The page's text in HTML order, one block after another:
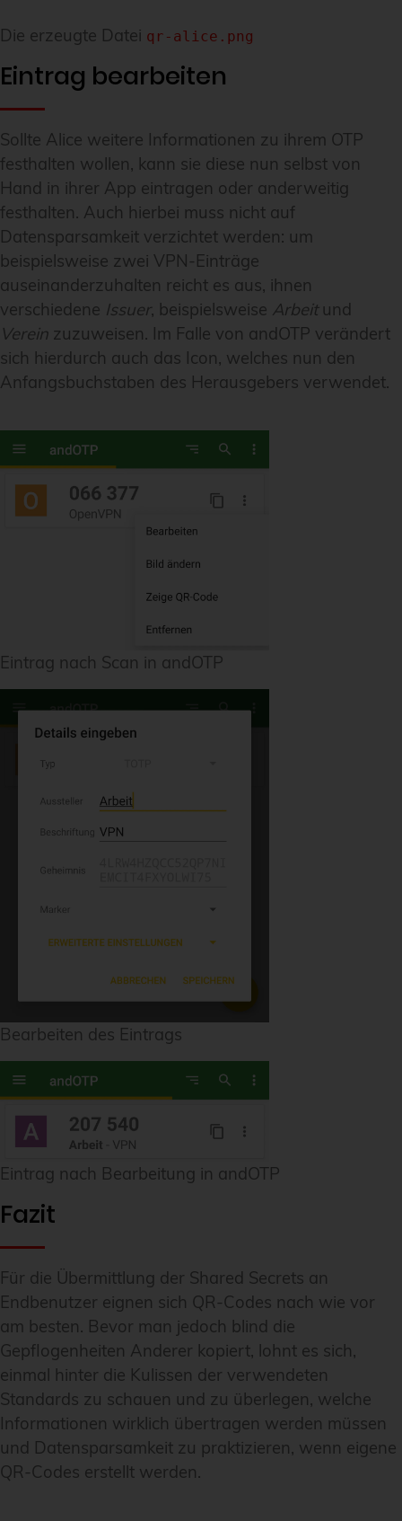
Die erzeugte Datei qr-alice.png
Eintrag bearbeiten
Sollte Alice weitere Informationen zu ihrem OTP
festhalten wollen, kann sie diese nun selbst von
Hand in ihrer App eintragen oder anderweitig
festhalten. Auch hierbei muss nicht auf
Datensparsamkeit verzichtet werden: um
beispielsweise zwei VPN-Einträge
auseinanderzuhalten reicht es aus, ihnen
verschiedene Issuer, beispielsweise Arbeitund
Verein zuzuweisen. Im Falle von andOTP verändert
sich hierdurch auch das Icon, welches nun den
Anfangsbuchstaben des Herausgebers verwendet.
Eintrag nach Scan in andOTP
Bearbeiten des Eintrags
Eintrag nach Bearbeitung in andOTP
Fazit
Für die Übermittlung der Shared Secrets an
Endbenutzer eignen sich QR-Codes nach wie vor
am besten. Bevor man jedoch blind die
Gepflogenheiten Anderer kopiert, lohnt es sich,
einmal hinter die Kulissen der verwendeten
Standards zu schauen und zu überlegen, welche
Informationen wirklich übertragen werden müssen
und Datensparsamkeit zu praktizieren, wenn eigene
QR-Codes erstellt werden.